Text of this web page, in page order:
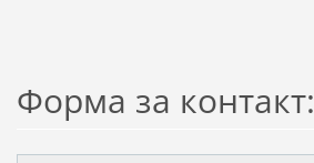
Форма за контакт: